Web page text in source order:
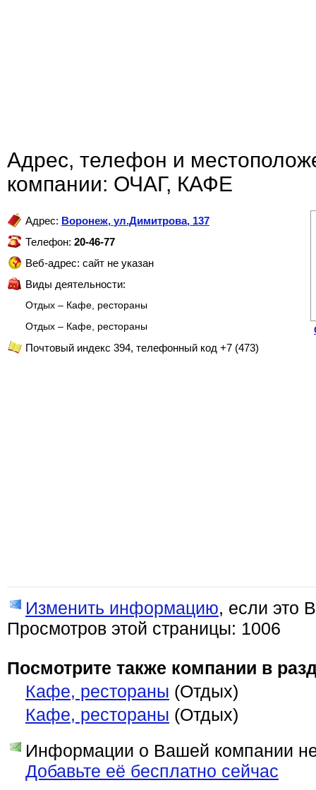
Адрес, телефон и
компании: ОЧАГ, КАФЕ
Адрес: Воронеж, ул.Димитрова, 137
Телефон: 20-46-77
Веб-адрес: сайт не указан
Виды деятельности:
Отдых – Кафе, рестораны
Отдых – Кафе, рестораны
Почтовый индекс 394, телефонный код +7 (473)
Изменить информацию, если это
Просмотров этой страницы: 1006
Посмотрите также компании в
Кафе, рестораны (Отдых)
Кафе, рестораны (Отдых)
Информации о Вашей компании
Добавьте её бесплатно сейчас